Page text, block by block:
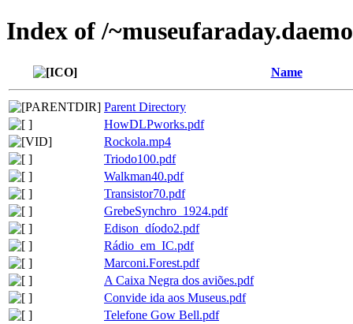
Index of /
Name
Parent Directory
HowDLPworks.pdf
Rockola.mp4
Triodo100.pdf
Walkman40.pdf
Transistor70.pdf
GrebeSynchro_1924.pdf
Edison_díodo2.pdf
Rádio_em_IC.pdf
Marconi.Forest.pdf
A Caixa Negra dos aviões.pdf
Convide ida aos Museus.pdf
Telefone Gow Bell.pdf